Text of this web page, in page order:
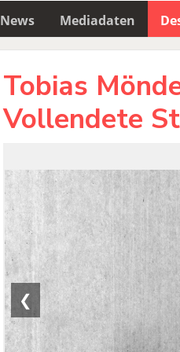
News Mediadaten
Tobias
Vollendete
❮